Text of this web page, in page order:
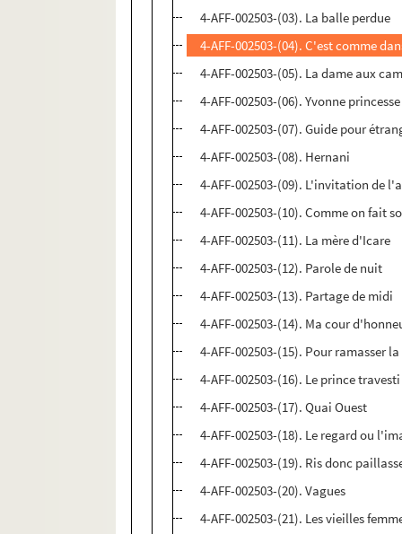
4-AFF-002503-(03). La balle perdue
4-AFF-002503-(04). C'est comme
4-AFF-002503-(05). La dame aux
4-AFF-002503-(06). Yvonne
4-AFF-002503-(07). Guide pour
4-AFF-002503-(08). Hernani
4-AFF-002503-(09). L'invitation de
4-AFF-002503-(10). Comme on fait
4-AFF-002503-(11). La mère d'Icare
4-AFF-002503-(12). Parole de nuit
4-AFF-002503-(13). Partage de midi
4-AFF-002503-(14). Ma cour
4-AFF-002503-(15). Pour ramasser
4-AFF-002503-(16). Le prince travesti
4-AFF-002503-(17). Quai Ouest
4-AFF-002503-(18). Le regard ou
4-AFF-002503-(19). Ris donc
4-AFF-002503-(20). Vagues
4-AFF-002503-(21). Les vieilles